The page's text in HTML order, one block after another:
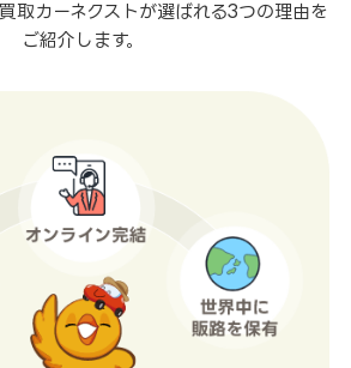
取カーネクストが選ばれる3つの理由を
ご紹介します。